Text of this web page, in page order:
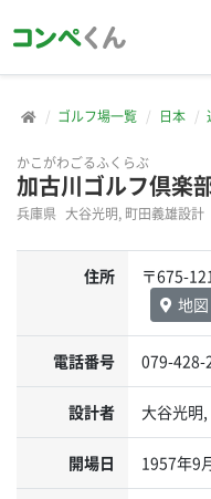
ゴルフ場一覧 日本
かこがわごるふくらぶ
加古川ゴルフ倶楽
兵庫県 大谷光明, 町田義雄設計
住所
〒675-
地図
電話番号 079-428-
設計者 大谷光明
開場日 1957年9